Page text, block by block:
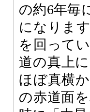
の約6年毎
になりま
を回って
道の真上
ほぼ真横
の赤道面